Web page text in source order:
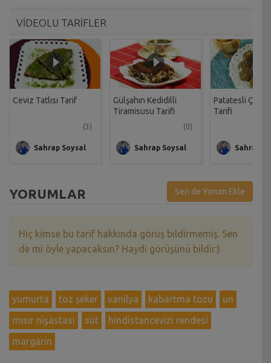
VİDEOLU TARİFLER
Ceviz Tatlısı Tarif
(3)
Sahrap Soysal
Gülşahın Kedidilli
Tiramisusu Tarifi
(0)
Sahrap Soysal
Patatesli Çıtır
Tarifi
Sahrap
YORUMLAR Sen de Yorum Ekle
Hiç kimse bu tarif hakkında görüş bildirmemiş. Sen
de mi öyle yapacaksın? Haydi görüşünü bildir:)
yumurta toz şeker vanilya kabartma tozu
un
mısır nişastası
süt
hindistancevizi rendesi
margarin